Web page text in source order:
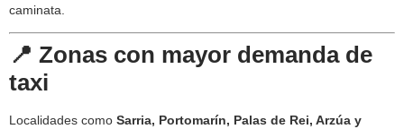
caminata.
📍 Zonas con mayor demanda de
taxi
Localidades como Sarria, Portomarín, Palas de Rei, Arzúa y